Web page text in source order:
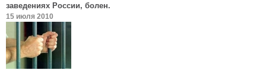
заведениях России, болен.
15 июля 2010